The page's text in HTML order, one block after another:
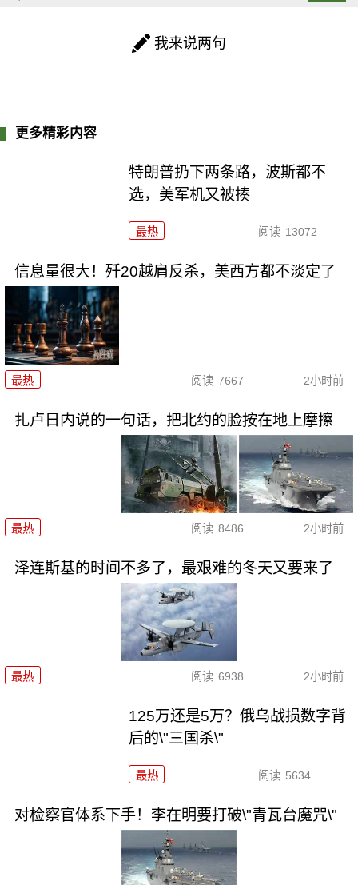
我来说两句
更多精彩内容
特朗普扔下两条路，波斯都不
选，美军机又被揍
最热 阅读 13072
信息量很大！歼20越肩反杀，美西方都不淡定了
最热 阅读 7667 2小时前
扎卢日内说的一句话，把北约的脸按在地上摩擦
最热 阅读 8486 2小时前
泽连斯基的时间不多了，最艰难的冬天又要来了
最热 阅读 6938 2小时前
125万还是5万？俄乌战损数字背
后的\"三国杀\"
最热 阅读 5634
对检察官体系下手！李在明要打破\"青瓦台魔咒\"